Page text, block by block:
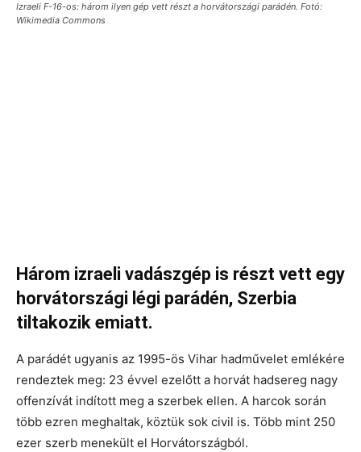
Izraeli F-16-os: három ilyen gép vett részt a horvátországi parádén. Fotó:
Wikimedia Commons
Három izraeli vadászgép is részt vett egy
horvátországi légi parádén, Szerbia
tiltakozik emiatt.
A parádét ugyanis az 1995-ös Vihar hadművelet emlékére
rendeztek meg: 23 évvel ezelőtt a horvát hadsereg nagy
offenzívát indított meg a szerbek ellen. A harcok során
több ezren meghaltak, köztük sok civil is. Több mint 250
ezer szerb menekült el Horvátországból.